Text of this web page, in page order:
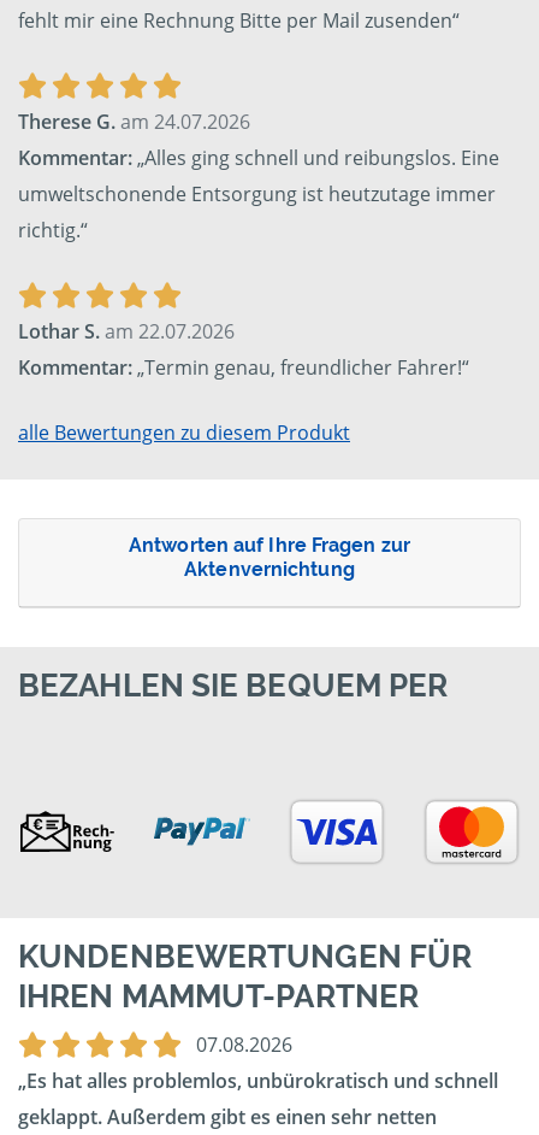
fehlt mir eine Rechnung Bitte per Mail zusenden“
Therese G.am 24.07.2026
Kommentar:„Alles ging schnell und reibungslos. Eine
umweltschonende Entsorgung ist heutzutage immer
richtig.“
Lothar S.am 22.07.2026
Kommentar:„Termin genau, freundlicher Fahrer!“
alle Bewertungen zu diesem Produkt
Antworten auf Ihre Fragen zur
Aktenvernichtung
BEZAHLEN SIE BEQUEM PER
KUNDENBEWERTUNGEN FÜR
IHREN MAMMUT-PARTNER
07.08.2026
Es hat alles problemlos, unbürokratisch und schnell
geklappt. Außerdem gibt es einen sehr netten